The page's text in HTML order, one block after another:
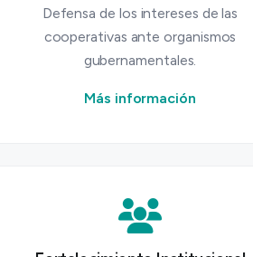
Defensa de los intereses de las
cooperativas ante organismos
gubernamentales.
Más información